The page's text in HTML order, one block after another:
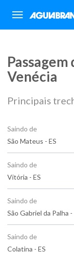
Venécia
Principais
Saindo de
São Mateus - ES
Saindo de
Vitória - ES
Saindo de
São Gabriel da Palha -
Saindo de
Colatina - ES